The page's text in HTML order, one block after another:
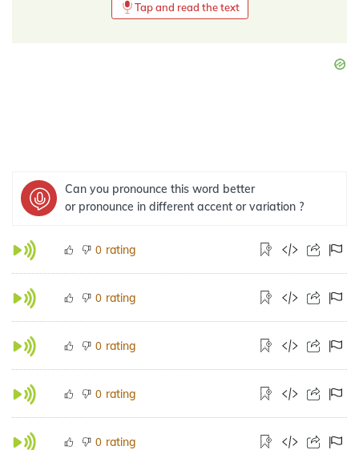
Tap and read the text
Can you pronounce this word better
or pronounce in different accent or variation ?
0 rating
0 rating
0 rating
0 rating
0 rating